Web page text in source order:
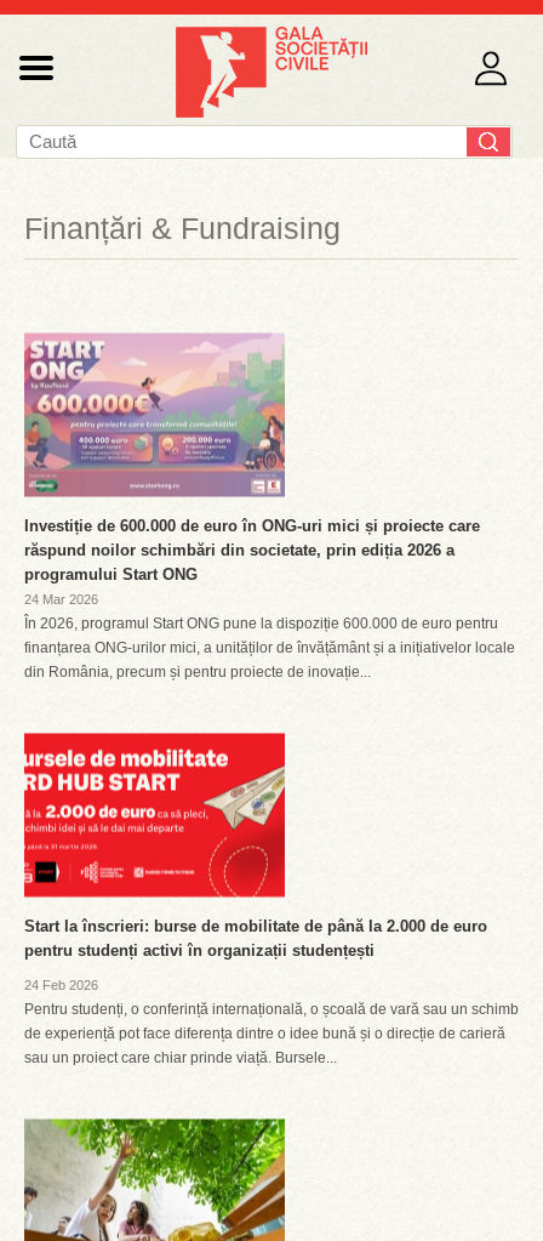
Finanțări & Fundraising
Investiție de 600.000 de euro în ONG-uri mici și proiecte care
răspund noilor schimbări din societate, prin ediția 2026 a
programului Start ONG
24 Mar 2026
În 2026, programul Start ONG pune la dispoziție 600.000 de euro pentru
finanțarea ONG-urilor mici, a unităților de învățământ și a inițiativelor locale
din România, precum și pentru proiecte de inovație...
Start la înscrieri: burse de mobilitate de până la 2.000 de euro
pentru studenți activi în organizații studențești
24 Feb 2026
Pentru studenți, o conferință internațională, o școală de vară sau un schimb
de experiență pot face diferența dintre o idee bună și o direcție de carieră
sau un proiect care chiar prinde viață. Bursele...